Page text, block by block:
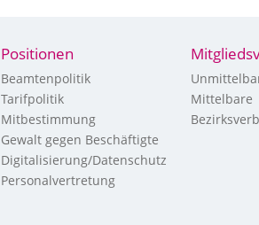
Positionen
Beamtenpolitik
Tarifpolitik
Mitbestimmung
Gewalt gegen Beschäftigte
Digitalisierung/Datenschutz
Personalvertretung
Mittelbare